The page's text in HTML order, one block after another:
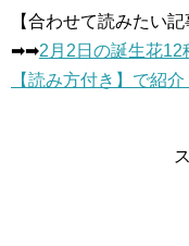
【合わせて読みたい記
➡︎➡︎2月2日の誕生花12
【読み方付き】で紹介